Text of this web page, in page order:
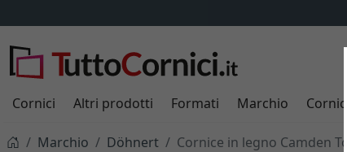
Cornici Altri prodotti Formati Marchio
Marchio Döhnert
Cornice in legno Camden